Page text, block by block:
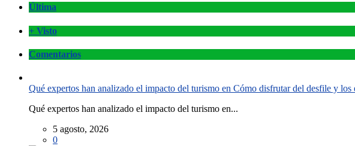
Última
+ Visto
Comentarios
Qué expertos han analizado el impacto del turismo en Cómo disfrutar del desfile y
Qué expertos han analizado el impacto del turismo en...
5 agosto, 2026
0